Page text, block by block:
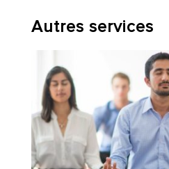
Autres services